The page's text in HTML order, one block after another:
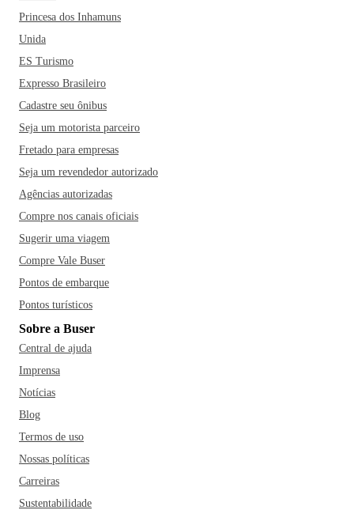
Princesa dos Inhamuns
Unida
ES Turismo
Expresso Brasileiro
Cadastre seu ônibus
Seja um motorista parceiro
Fretado para empresas
Seja um revendedor autorizado
Agências autorizadas
Compre nos canais oficiais
Sugerir uma viagem
Compre Vale Buser
Pontos de embarque
Pontos turísticos
Sobre a Buser
Central de ajuda
Imprensa
Notícias
Blog
Termos de uso
Nossas políticas
Carreiras
Sustentabilidade